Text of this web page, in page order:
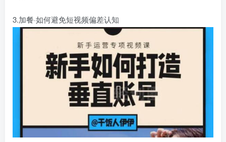
3.加餐·如何避免短视频偏差认知